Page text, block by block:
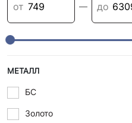
от — до
МЕТАЛЛ
БС
Золото